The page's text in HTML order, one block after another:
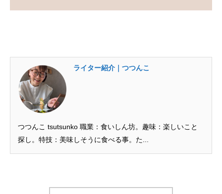
ライター紹介｜つつんこ
つつんこ tsutsunko 職業：食いしん坊。趣味：楽しいこと
探し。特技：美味しそうに食べる事。た...